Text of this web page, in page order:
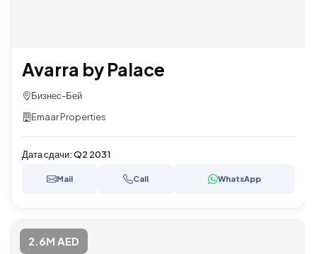
Avarra by Palace
Бизнес-Бей
Emaar Properties
Дата сдачи:Q2 2031
Mail Call WhatsApp
2.6M AED